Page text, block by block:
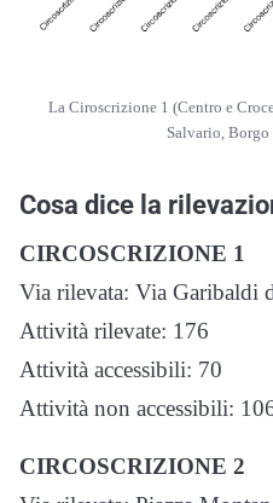
La Ciroscrizione 1 (Centro e
Salvario, Borgo
Cosa dice la
CIRCOSCRIZIONE 1
Via rilevata: Via Garibaldi
Attività rilevate: 176
Attività accessibili: 70
Attività non accessibili:
CIRCOSCRIZIONE 2